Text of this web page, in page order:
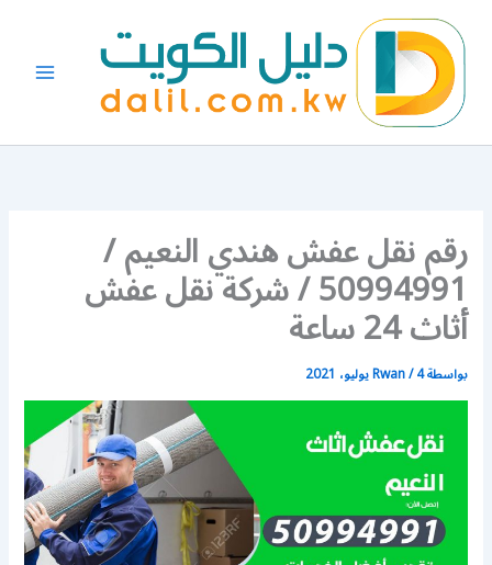
المحتوى
رقم نقل عفش هندي النعيم /
50994991 / شركة نقل عفش
أثاث 24 ساعة
بواسطة Rwan/4 يوليو، 2021